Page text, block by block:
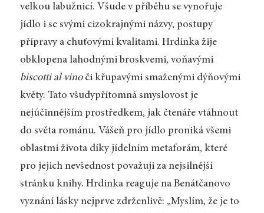
velkou labužnicí. Všude v příběhu se vynořuje
jídlo i se svými cizokrajnými názvy, postupy
přípravy a chuťovými kvalitami. Hrdinka žije
obklopena lahodnými broskvemi, voňavými
biscotti al vinoči křupavými smaženými dýňovými
květy. Tato všudypřítomná smyslovost je
nejúčinnějším prostředkem, jak čtenáře vtáhnout
do světa románu. Vášeň pro jídlo proniká všemi
oblastmi života díky jídelním metaforám, které
pro jejich nevšednost považuji za nejsilnější
stránku knihy. Hrdinka reaguje na Benátčanovo
vyznání lásky nejprve zdrženlivě: „Myslím, že je to